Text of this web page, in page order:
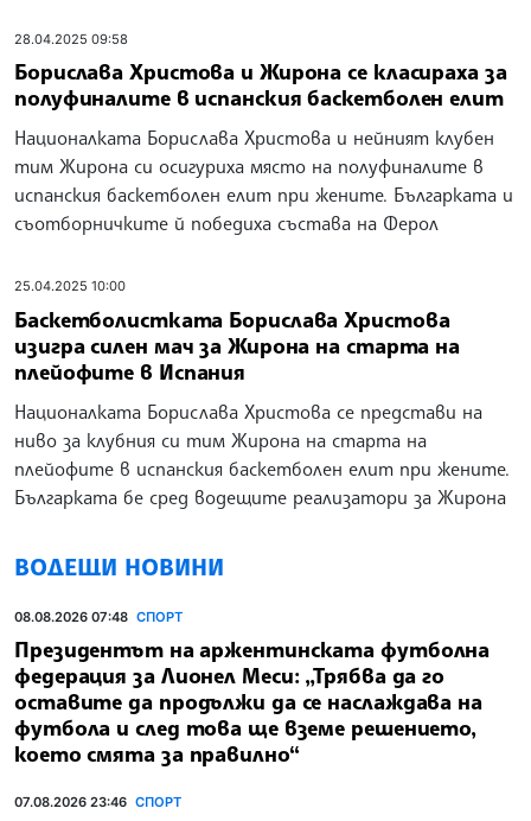
28.04.2025 09:58
Борислава Христова и Жирона се класираха за
полуфиналите в испанския баскетболен елит
Националката Борислава Христова и нейният клубен
тим Жирона си осигуриха място на полуфиналите в
испанския баскетболен елит при жените. Българката и
съотборничките й победиха състава на Ферол
25.04.2025 10:00
Баскетболистката Борислава Христова
изигра силен мач за Жирона на старта на
плейофите в Испания
Националката Борислава Христова се представи на
ниво за клубния си тим Жирона на старта на
плейофите в испанския баскетболен елит при жените.
Българката бе сред водещите реализатори за Жирона
ВОДЕЩИ НОВИНИ
08.08.2026 07:48 СПОРТ
Президентът на аржентинската футболна
федерация за Лионел Меси: „Трябва да го
оставите да продължи да се наслаждава на
футбола и след това ще вземе решението,
което смята за правилно“
07.08.2026 23:46 СПОРТ